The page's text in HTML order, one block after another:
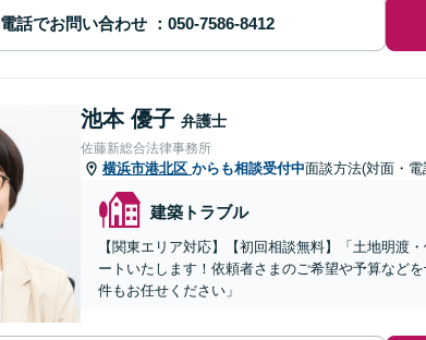
電話でお問い合わせ
池本 優子 弁護士
佐藤新総合法律事務所
横浜市港北区 からも相談受付中面談方法(対面・
建築トラブル
【関東エリア対応】【初回相談無料】「土地明渡
ートいたします！依頼者さまのご希望や予算など
件もお任せください」